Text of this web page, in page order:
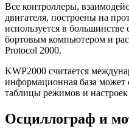
Все контроллеры,
двигателя, построены на
используется в
бортовым компьютером и
Protocol 2000.
KWP2000 считается
информационная база может
таблицы режимов и
Осциллограф и